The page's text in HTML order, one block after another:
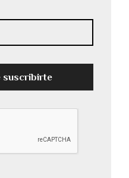
suscribirte